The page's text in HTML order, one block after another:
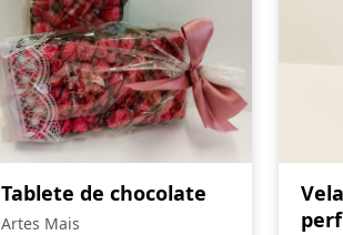
Tablete de chocolate
Artes Mais